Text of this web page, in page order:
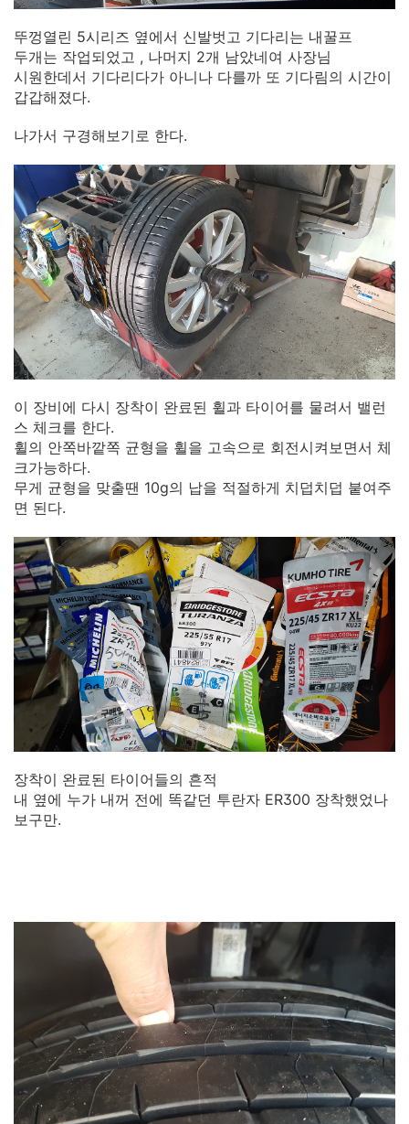
뚜껑열린 5시리즈 옆에서 신발벗고 기다리는 내꿀프
두개는 작업되었고 , 나머지 2개 남았네여 사장님
시원한데서 기다리다가 아니나 다를까 또 기다림의 시간이
갑갑해졌다.
나가서 구경해보기로 한다.
이 장비에 다시 장착이 완료된 휠과 타이어를 물려서 밸런
스 체크를 한다.
휠의 안쪽바깥쪽 균형을 휠을 고속으로 회전시켜보면서 체
크가능하다.
무게 균형을 맞출땐 10g의 납을 적절하게 치덥치덥 붙여주
면 된다.
장착이 완료된 타이어들의 흔적
내 옆에 누가 내꺼 전에 똑같던 투란자 ER300 장착했었나
보구만.